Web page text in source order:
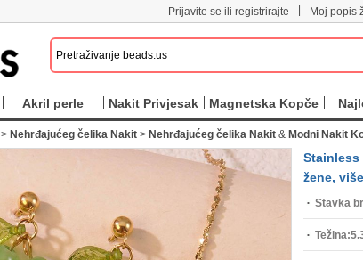
Prijavite se ili registrirajte Moj popis
Akril perle Nakit Privjesak Magnetska Kopče
> Nehrđajućeg čelika Nakit > Nehrđajućeg čelika Nakit & Modni Nakit
Stainless
žene,
Stavka
Težina: